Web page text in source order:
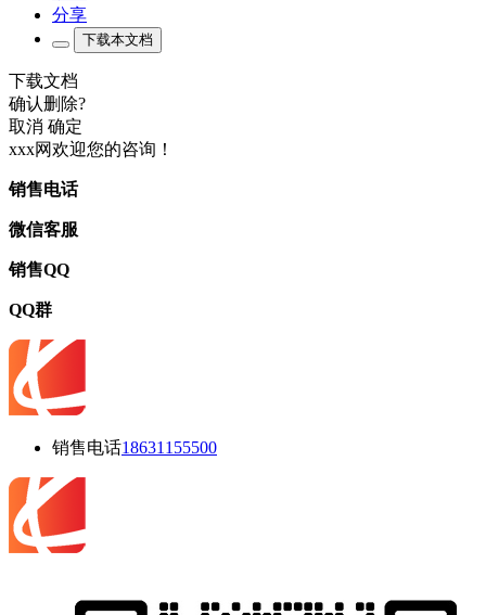
分享
下载本文档
下载文档
确认删除?
取消 确定
xxx网欢迎您的咨询！
销售电话
微信客服
销售QQ
QQ群
销售电话18631155500